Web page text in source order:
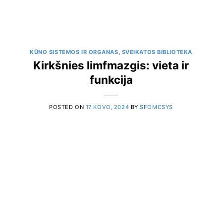
KŪNO SISTEMOS IR ORGANAS, SVEIKATOS BIBLIOTEKA
Kirkšnies limfmazgis: vieta ir
funkcija
POSTED ON 17 KOVO, 2024 BYSFOMCSYS